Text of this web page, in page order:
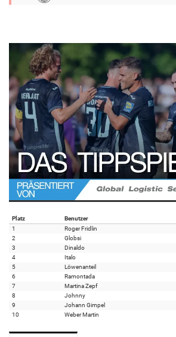
Platz Benutzer
1
Roger Fridlin
2
Globsi
3
Dinaldo
4
Italo
5
Löwenanteil
6
Ramontada
7
Martina Zepf
8
Johnny
9
Johann Gimpel
10
Weber Martin